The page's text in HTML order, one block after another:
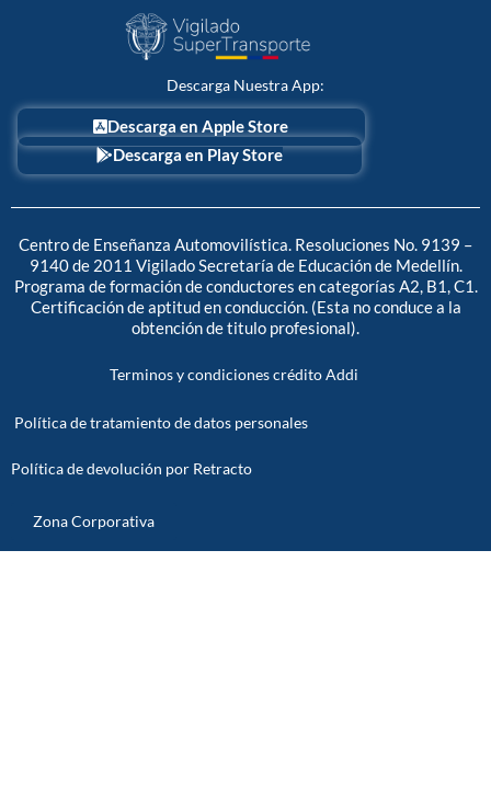
b
o
o
k
t
t
e
g
r
a
m
Descarga Nuestra App:
Descarga en Apple Store
Descarga en Play Store
Centro de Enseñanza Automovilística. Resoluciones No. 9139 –
9140 de 2011 Vigilado Secretaría de Educación de Medellín.
Programa de formación de conductores en categorías A2, B1, C1.
Certificación de aptitud en conducción. (Esta no conduce a la
obtención de titulo profesional).
Terminos y condiciones crédito Addi
Política de tratamiento de datos personales
Política de devolución por Retracto
Zona Corporativa